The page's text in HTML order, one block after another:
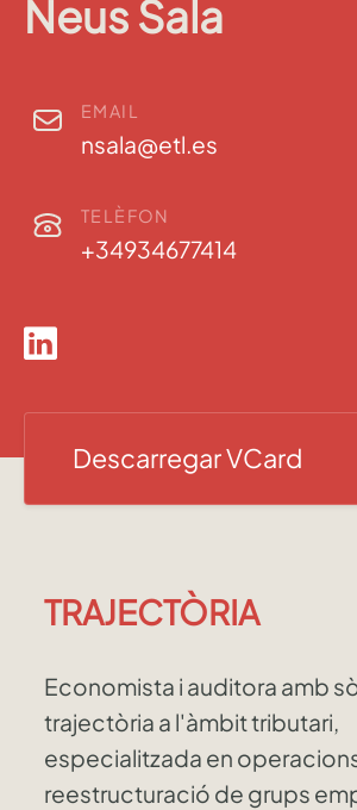
Neus Sala
EMAIL
nsala@etl.es
TELÈFON
+34934677414
Descarregar VCard
TRAJECTÒRIA
Economista i auditora amb
trajectòria a l'àmbit tributari,
especialitzada en
reestructuració de grups